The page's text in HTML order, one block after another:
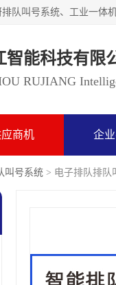
智能科技有限
RUJIANG
商机 企
叫号系统 > 电子排队排队